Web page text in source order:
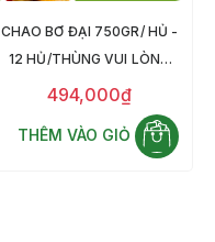
CHAO BƠ ĐẠI 750GR/ HỦ -
12 HỦ/THÙNG VUI LÒNG
LIÊN HỆ HOTLINE
0938.355.977 ĐỂ CÓ GIÁ
TỐT NHẤT CHO SỈ, LẺ
494,000₫
THÊM VÀO GIỎ